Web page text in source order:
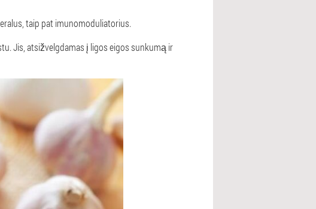
taip pat imunomoduliatorius.
Jis, atsižvelgdamas į ligos eigos sunkumą ir